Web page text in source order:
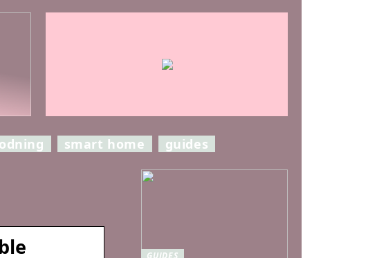
smart home guides
GUIDES